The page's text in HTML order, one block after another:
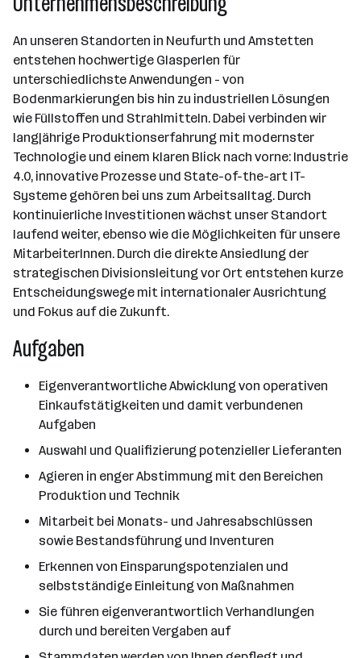
An unseren Standorten in Neufurth und Amstetten
entstehen hochwertige Glasperlen für
unterschiedlichste Anwendungen - von
Bodenmarkierungen bis hin zu industriellen Lösungen
wie Füllstoffen und Strahlmitteln. Dabei verbinden wir
langjährige Produktionserfahrung mit modernster
Technologie und einem klaren Blick nach vorne: Industrie
4.0, innovative Prozesse und State-of-the-art IT-
Systeme gehören bei uns zum Arbeitsalltag. Durch
kontinuierliche Investitionen wächst unser Standort
laufend weiter, ebenso wie die Möglichkeiten für unsere
MitarbeiterInnen. Durch die direkte Ansiedlung der
strategischen Divisionsleitung vor Ort entstehen kurze
Entscheidungswege mit internationaler Ausrichtung
und Fokus auf die Zukunft.
Aufgaben
Eigenverantwortliche Abwicklung von operativen
Einkaufstätigkeiten und damit verbundenen
Aufgaben
Auswahl und Qualifizierung potenzieller Lieferanten
Agieren in enger Abstimmung mit den Bereichen
Produktion und Technik
Mitarbeit bei Monats- und Jahresabschlüssen
sowie Bestandsführung und Inventuren
Erkennen von Einsparungspotenzialen und
selbstständige Einleitung von Maßnahmen
Sie führen eigenverantwortlich Verhandlungen
durch und bereiten Vergaben auf